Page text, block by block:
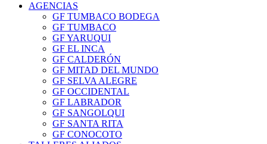
AGENCIAS
GF TUMBACO BODEGA
GF TUMBACO
GF YARUQUI
GF EL INCA
GF CALDERÓN
GF MITAD DEL MUNDO
GF SELVA ALEGRE
GF OCCIDENTAL
GF LABRADOR
GF SANGOLQUI
GF SANTA RITA
GF CONOCOTO